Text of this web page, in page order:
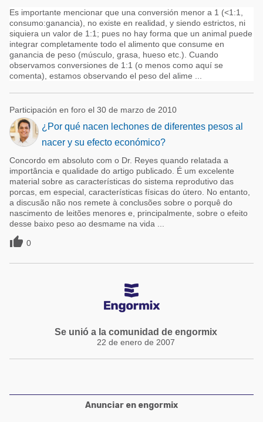
Es importante mencionar que una conversión menor a 1 (<1:1,
consumo:ganancia), no existe en realidad, y siendo estrictos, ni
siquiera un valor de 1:1; pues no hay forma que un animal puede
integrar completamente todo el alimento que consume en
ganancia de peso (músculo, grasa, hueso etc.). Cuando
observamos conversiones de 1:1 (o menos como aquí se
comenta), estamos observando el peso del alime ...
Participación en foro el 30 de marzo de 2010
¿Por qué nacen lechones de diferentes pesos al
nacer y su efecto económico?
Concordo em absoluto com o Dr. Reyes quando relatada a
importância e qualidade do artigo publicado. É um excelente
material sobre as características do sistema reprodutivo das
porcas, em especial, características físicas do útero. No entanto,
a discusão não nos remete à conclusões sobre o porquê do
nascimento de leitões menores e, principalmente, sobre o efeito
desse baixo peso ao desmame na vida ...
 0
Se unió a la comunidad de engormix
22 de enero de 2007
Anunciar en engormix